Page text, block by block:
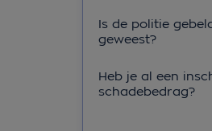
Is de politie
geweest?
Heb je al een
schadebedrag?